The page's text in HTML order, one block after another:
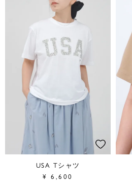
USA Tシャツ
¥ 6,600